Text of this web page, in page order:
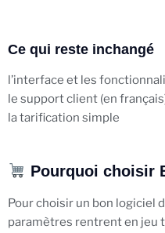
Ce qui reste inchangé
l’interface et les
le support client (en
la tarification simple
Pourquoi choisir
Pour choisir un bon logiciel
paramètres rentrent en jeu